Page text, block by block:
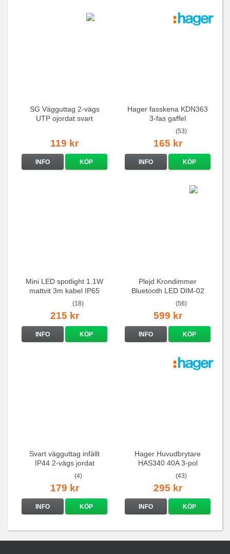
SG Vägguttag 2-vägs
UTP ojordat svart
119 kr
INFO KÖP
Hager fasskena KDN363
3-fas gaffel
(53)
165 kr
INFO KÖP
Mini LED spotlight 1.1W
mattvit 3m kabel IP65
(18)
215 kr
INFO KÖP
Plejd Krondimmer
Bluetooth LED DIM-02
(56)
599 kr
INFO KÖP
Svart vägguttag infällt
IP44 2-vägs jordat
(4)
179 kr
INFO KÖP
Hager Huvudbrytare
HAS340 40A 3-pol
(43)
295 kr
INFO KÖP